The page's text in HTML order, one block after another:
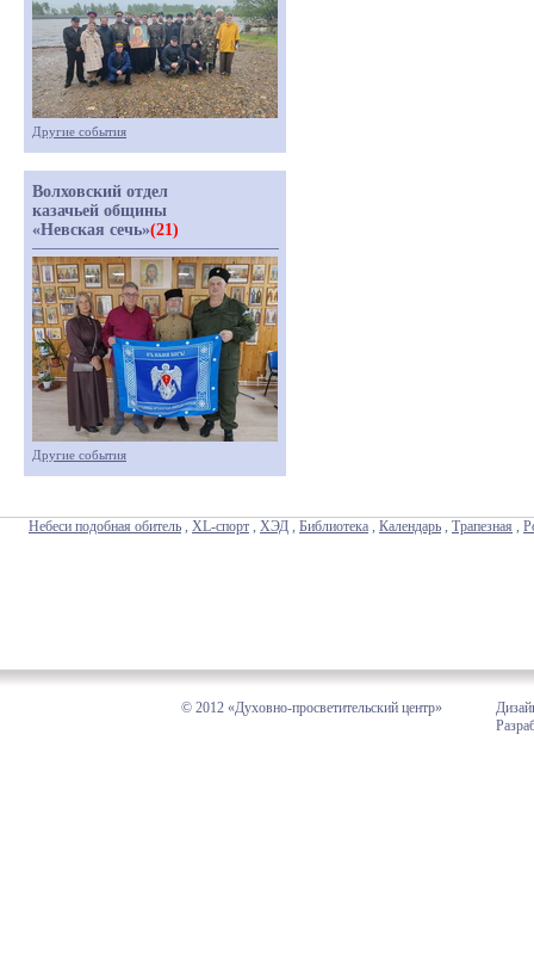
Другие события
Волховский отдел
казачьей общины
«Невская сечь»(21)
Другие события
Небеси подобная обитель , XL-спорт , ХЭД , Библиотека , Календарь , Трапезная ,
© 2012 «Духовно-просветительский центр»